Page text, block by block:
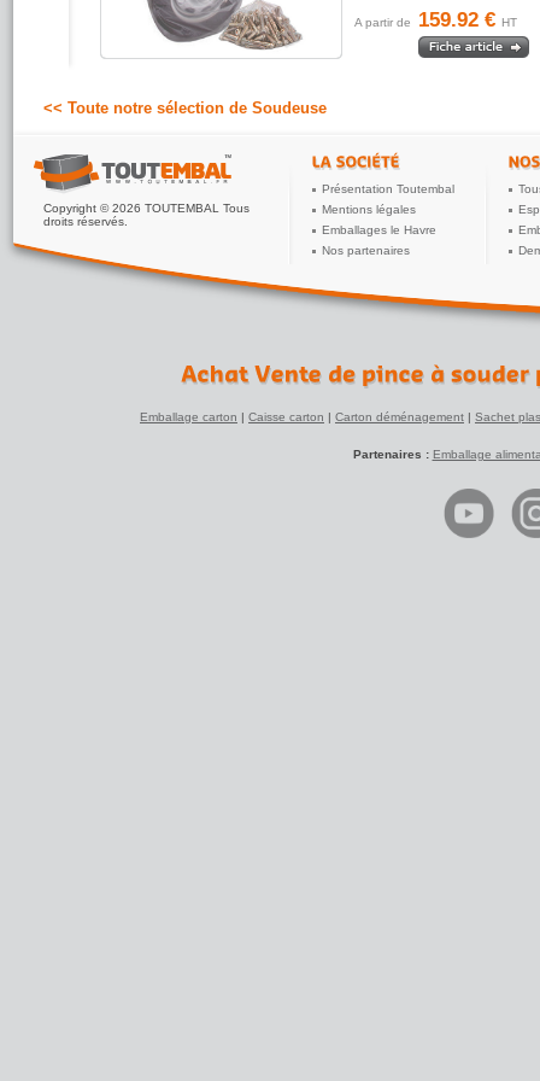
A partir de 159.92 € HT
<< Toute notre sélection de Soudeuse
Copyright © 2026 TOUTEMBAL Tous
droits réservés.
Présentation Toutembal
Mentions légales
Emballages le Havre
Nos partenaires
Emballage carton | Caisse carton | Carton déménagement | Sachet
Partenaires : Emballage